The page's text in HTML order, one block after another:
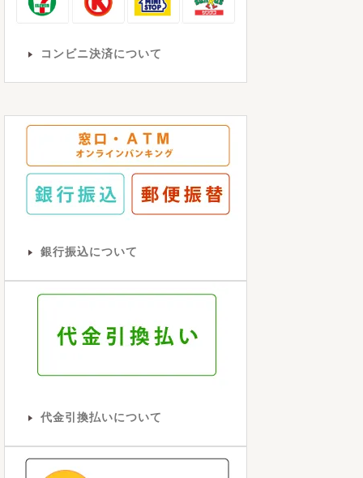
コンビニ決済について
銀行振込について
代金引換払いについて